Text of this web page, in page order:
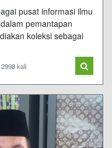
pusat informasi ilmu
pemantapan
koleksi sebagai
kali